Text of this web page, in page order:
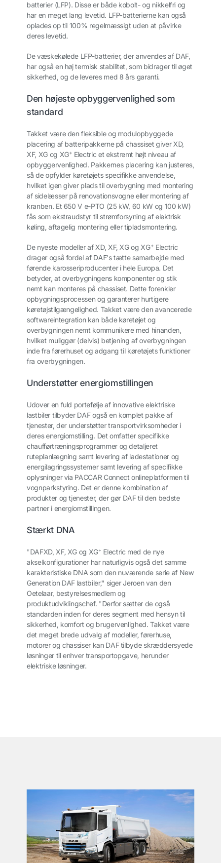
batterier (LFP). Disse er både kobolt- og nikkelfri og
har en meget lang levetid. LFP-batterierne kan også
oplades op til 100% regelmæssigt uden at påvirke
deres levetid.
De væskekølede LFP-batterier, der anvendes af DAF,
har også en høj termisk stabilitet, som bidrager til øget
sikkerhed, og de leveres med 8 års garanti.
Den højeste opbyggervenlighed som
standard
Takket være den fleksible og modulopbyggede
placering af batteripakkerne på chassiset giver XD,
XF, XG og XG+ Electric et ekstremt højt niveau af
opbyggervenlighed. Pakkernes placering kan justeres,
så de opfylder køretøjets specifikke anvendelse,
hvilket igen giver plads til overbygning med montering
af sidelæsser på renovationsvogne eller montering af
kranben. Et 650 V e-PTO (25 kW, 60 kW og 100 kW)
fås som ekstraudstyr til strømforsyning af elektrisk
køling, aftagelig montering eller tipladsmontering.
De nyeste modeller af XD, XF, XG og XG+ Electric
drager også fordel af DAF's tætte samarbejde med
førende karosseriproducenter i hele Europa. Det
betyder, at overbygningens komponenter og stik
nemt kan monteres på chassiset. Dette forenkler
opbygningsprocessen og garanterer hurtigere
køretøjstilgængelighed. Takket være den avancerede
softwareintegration kan både køretøjet og
overbygningen nemt kommunikere med hinanden,
hvilket muliggør (delvis) betjening af overbygningen
inde fra førerhuset og adgang til køretøjets funktioner
fra overbygningen.
Understøtter energiomstillingen
Udover en fuld portefølje af innovative elektriske
lastbiler tilbyder DAF også en komplet pakke af
tjenester, der understøtter transportvirksomheder i
deres energiomstilling. Det omfatter specifikke
chaufførtræningsprogrammer og detaljeret
ruteplanlægning samt levering af ladestationer og
energilagringssystemer samt levering af specifikke
oplysninger via PACCAR Connect onlineplatformen til
vognparkstyring. Det er denne kombination af
produkter og tjenester, der gør DAF til den bedste
partner i energiomstillingen.
Stærkt DNA
"DAFXD, XF, XG og XG+ Electric med de nye
akselkonfigurationer har naturligvis også det samme
karakteristiske DNA som den nuværende serie af New
Generation DAF lastbiler," siger Jeroen van den
Oetelaar, bestyrelsesmedlem og
produktudviklingschef. "Derfor sætter de også
standarden inden for deres segment med hensyn til
sikkerhed, komfort og brugervenlighed. Takket være
det meget brede udvalg af modeller, førerhuse,
motorer og chassiser kan DAF tilbyde skræddersyede
løsninger til enhver transportopgave, herunder
elektriske løsninger.